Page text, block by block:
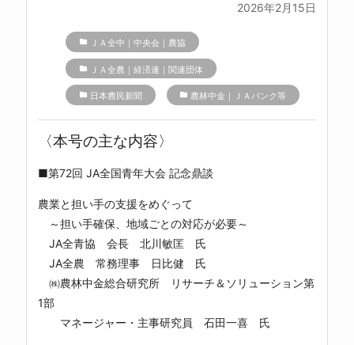
2026年2月15日
folder ＪＡ全中｜中央会｜農協
folder ＪＡ全農｜経済連｜関連団体
folder 日本農民新聞 folder 農林中金｜ＪＡバンク等
〈本号の主な内容〉
■第72回 JA全国青年大会 記念鼎談
農業と担い手の支援をめぐって
～担い手確保、地域ごとの対応が必要～
JA全青協 会長 北川敏匡 氏
JA全農 常務理事 日比健 氏
㈱農林中金総合研究所 リサーチ＆ソリューション第
1部
マネージャー・主事研究員 石田一喜 氏